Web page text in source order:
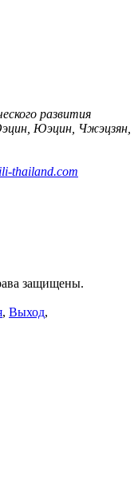
развития
Юэцин, Чжэцзян,
thailand.com
защищены.
, Выход,